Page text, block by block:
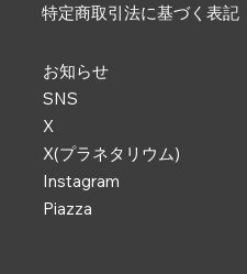
特定商取引法に基づく表記
お知らせ
SNS
X
X(プラネタリウム)
Instagram
Piazza